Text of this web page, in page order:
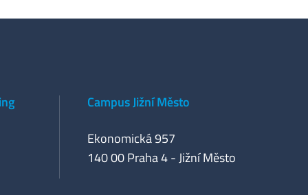
Campus Jižní Město
Ekonomická 957
140 00 Praha 4 - Jižní Město